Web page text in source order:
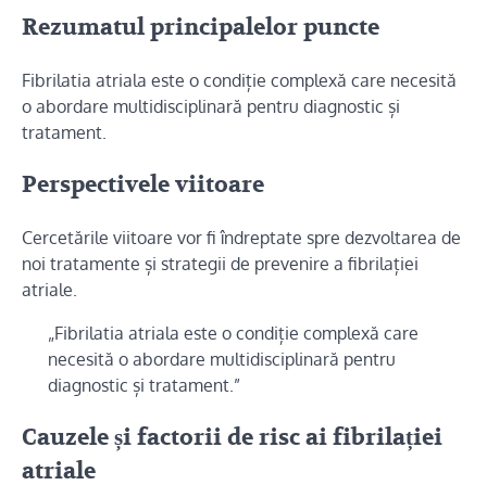
Rezumatul principalelor puncte
Fibrilatia atriala este o condiție complexă care necesită
o abordare multidisciplinară pentru diagnostic și
tratament.
Perspectivele viitoare
Cercetările viitoare vor fi îndreptate spre dezvoltarea de
noi tratamente și strategii de prevenire a fibrilației
atriale.
„Fibrilatia atriala este o condiție complexă care
necesită o abordare multidisciplinară pentru
diagnostic și tratament.”
Cauzele și factorii de risc ai fibrilației
atriale